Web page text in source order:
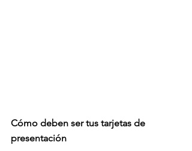
Cómo deben ser tus tarjetas de
presentación